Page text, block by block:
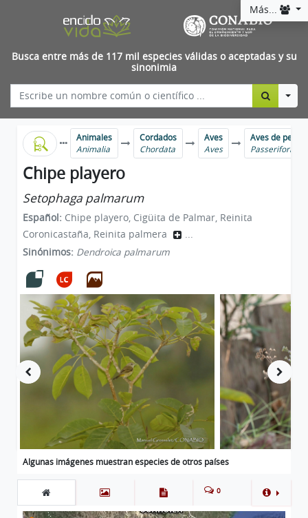
Más...
Busca entre más de 117 mil especies válidas o aceptadas y su
sinonimia
Animales
Animalia
Cordados
Chordata
Aves
Aves
Aves de
Passeriformes
Chipe playero
Setophaga palmarum
Español: Chipe playero, Cigüita de Palmar, Reinita
Coronicastaña, Reinita palmera
...
Sinónimos: Dendroica palmarum
Algunas imágenes muestran especies de otros países
0